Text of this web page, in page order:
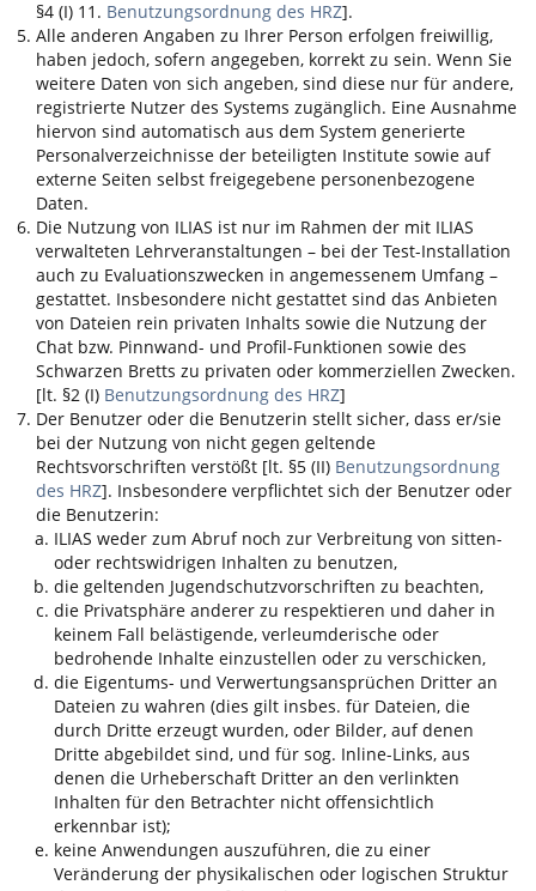
§4 (I) 11. Benutzungsordnung des HRZ].
Alle anderen Angaben zu Ihrer Person erfolgen freiwillig,
haben jedoch, sofern angegeben, korrekt zu sein. Wenn Sie
weitere Daten von sich angeben, sind diese nur für andere,
registrierte Nutzer des Systems zugänglich. Eine Ausnahme
hiervon sind automatisch aus dem System generierte
Personalverzeichnisse der beteiligten Institute sowie auf
externe Seiten selbst freigegebene personenbezogene
Daten.
Die Nutzung von ILIAS ist nur im Rahmen der mit ILIAS
verwalteten Lehrveranstaltungen – bei der Test-Installation
auch zu Evaluationszwecken in angemessenem Umfang –
gestattet. Insbesondere nicht gestattet sind das Anbieten
von Dateien rein privaten Inhalts sowie die Nutzung der
Chat bzw. Pinnwand- und Profil-Funktionen sowie des
Schwarzen Bretts zu privaten oder kommerziellen Zwecken.
[lt. §2 (I) Benutzungsordnung des HRZ]
Der Benutzer oder die Benutzerin stellt sicher, dass er/sie
bei der Nutzung von nicht gegen geltende
Rechtsvorschriften verstößt [lt. §5 (II) Benutzungsordnung
des HRZ]. Insbesondere verpflichtet sich der Benutzer oder
die Benutzerin:
ILIAS weder zum Abruf noch zur Verbreitung von sitten-
oder rechtswidrigen Inhalten zu benutzen,
die geltenden Jugendschutzvorschriften zu beachten,
die Privatsphäre anderer zu respektieren und daher in
keinem Fall belästigende, verleumderische oder
bedrohende Inhalte einzustellen oder zu verschicken,
die Eigentums- und Verwertungsansprüchen Dritter an
Dateien zu wahren (dies gilt insbes. für Dateien, die
durch Dritte erzeugt wurden, oder Bilder, auf denen
Dritte abgebildet sind, und für sog. Inline-Links, aus
denen die Urheberschaft Dritter an den verlinkten
Inhalten für den Betrachter nicht offensichtlich
erkennbar ist);
keine Anwendungen auszuführen, die zu einer
Veränderung der physikalischen oder logischen Struktur